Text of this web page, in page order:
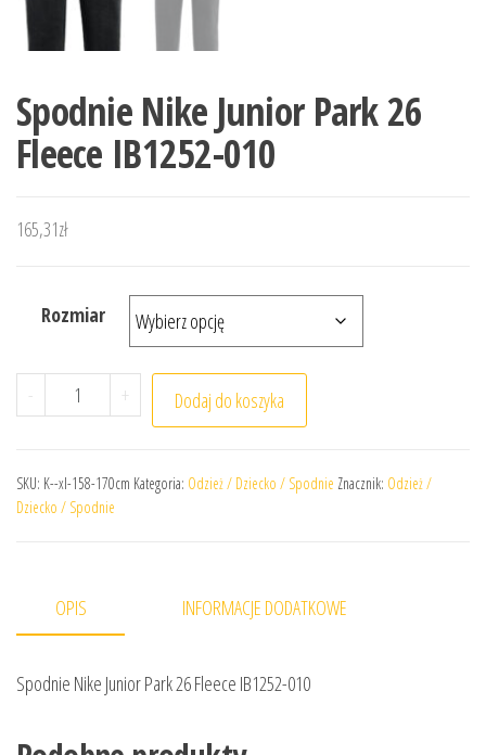
Spodnie Nike Junior Park 26
Fleece IB1252-010
165,31zł
Rozmiar
- ilość Spodnie Nike Junior Park 26 Fleece IB1252-010
+ Dodaj do koszyka
SKU: K--xl-158-170cm Kategoria: Odzież / Dziecko / Spodnie Znacznik: Odzież /
Dziecko / Spodnie
OPIS INFORMACJE DODATKOWE
Spodnie Nike Junior Park 26 Fleece IB1252-010